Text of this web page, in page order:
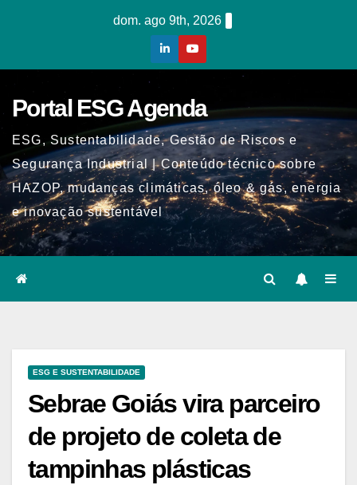
dom. ago 9th, 2026
Portal ESG Agenda
ESG, Sustentabilidade, Gestão de Riscos e
Segurança Industrial | Conteúdo técnico sobre
HAZOP, mudanças climáticas, óleo & gás, energia
e inovação sustentável
ESG E SUSTENTABILIDADE
Sebrae Goiás vira parceiro
de projeto de coleta de
tampinhas plásticas